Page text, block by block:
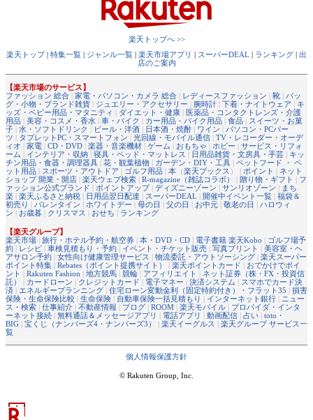
楽天トップへ >>
楽天トップ| 特集一覧 | ジャンル一覧 | 楽天市場アプリ | スーパーDEAL | ランキング | 出
店のご案内
【楽天市場のサービス】
ファッション 総合 | 家電・パソコン・カメラ 総合 | レディースファッション | 靴 | バッ
グ・小物・ブランド雑貨 | ジュエリー・アクセサリー | 腕時計 | 下着・ナイトウェア | キ
ッズ・ベビー用品・マタニティ | ダイエット・健康 | 医薬品・コンタクトレンズ・介護
用品 | 美容・コスメ・香水 | 車・バイク | カー用品・バイク用品 | 食品 | スイーツ・お菓
子 | 水・ソフトドリンク | ビール・洋酒 | 日本酒・焼酎 | ワイン | パソコン・PCパー
ツ | タブレットPC・スマートフォン | 光回線・モバイル通信 | TV・レコーダー・オーデ
ィオ | 家電 | CD・DVD | 楽器・音楽機材 | ゲーム | おもちゃ | ホビー | サービス・リフォ
ーム | インテリア・収納 | 寝具・ベッド・マットレス | 日用品雑貨・文房具・手芸 | キッ
チン用品・食器・調理器具 | 花・観葉植物 | ガーデン・DIY・工具 | ペットフード ・ ペ
ット用品 | スポーツ・アウトドア | ゴルフ用品 | 本 （楽天ブックス ） | ポイント | ネット
ショップ 開業・開店 | 楽天ウェブ検索 | R-magazine（雑誌コラボ） | 贈り物・ギフト | フ
ァッション公式ブランド | ポイントアップ| ディズニーゾーン | サンリオゾーン | まち
楽 | 楽天ふるさと納税 | 日用品翌日配達 | スーパーDEAL | 開催中イベント一覧 | 福袋＆
初売り | バレンタイン | ホワイトデー | 母の日 | 父の日 | お中元 | 敬老の日 | ハロウィ
ン | お歳暮 | クリスマス | おせち | ランキング
【楽天グループ】
楽天市場 | 旅行・ホテル予約・航空券 | 本・DVD・CD | 電子書籍 楽天Kobo | ゴルフ場予
約 | レシピ | 車検見積もり・予約 | イベント・チケット販売 | 写真プリント | 美容室・ヘ
アサロン予約 | 女性向け健康管理サービス | 物流委託・アウトソーシング | 楽天スーパー
ポイント特集 | Rebates（ポイント提携サイト） | 楽天ポイントカード | おでかけでポイ
ント | Rakuten Fashion | 地方競馬 | 競輪 | アフィリエイト | ネット証券（株・FX・投資信
託）
| カードローン | クレジットカード | 電子マネー | 決済システム | スマホでカード決
済 | エネルギープランニング | 住宅ローン変動金利（固定特約付き）・フラット35 | 損害
保険・生命保険比較 | 生命保険 | 自動車保険一括見積もり | インターネット銀行 | ニュー
ス・検索 | 仕事紹介 | 不動産情報 | ブログ | ROOM | 楽天モバイル | プロバイダ・インタ
ーネット接続 | 無料通話＆メッセージアプリ | 電話アプリ | 動画配信 | 占い | toto・
BIG | 宝くじ（ナンバーズ4・ナンバーズ3） | 楽天イーグルス | 楽天グループ サービス一
覧
個人情報保護方針
© Rakuten Group, Inc.